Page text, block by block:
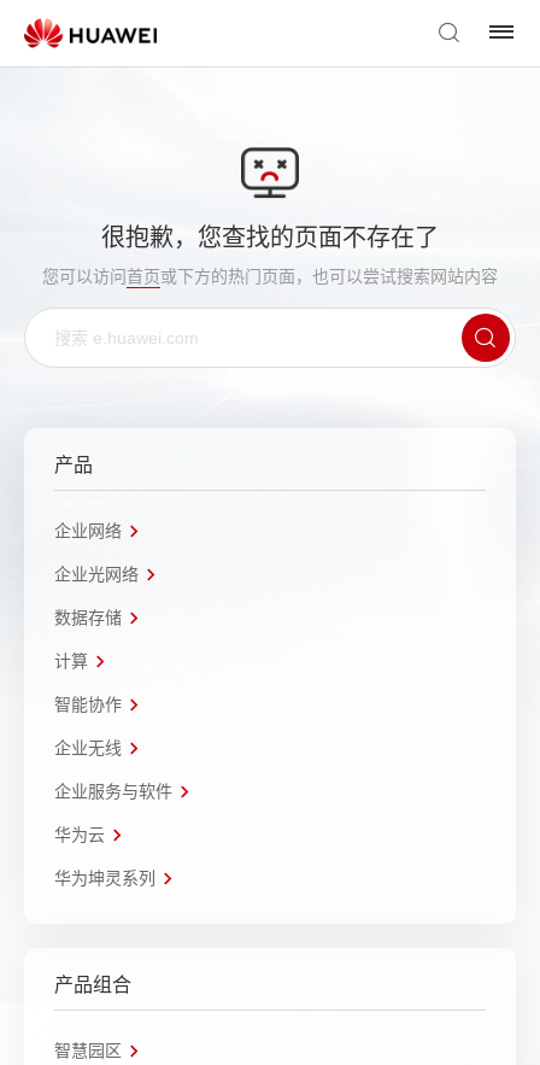
很抱歉，您查找的页面不存在了
您可以访问首页或下方的热门页面，也可以尝试搜索网站内容
产品
企业网络
企业光网络
数据存储
计算
智能协作
企业无线
企业服务与软件
华为云
华为坤灵系列
产品组合
智慧园区